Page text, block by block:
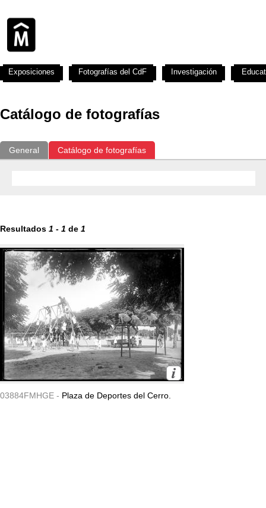
Catálogo de fotografías
General Catálogo de fotografías
Resultados 1 - 1 de 1
03884FMHGE - Plaza de Deportes del Cerro.
Exposiciones Fotografías del CdF Investigación